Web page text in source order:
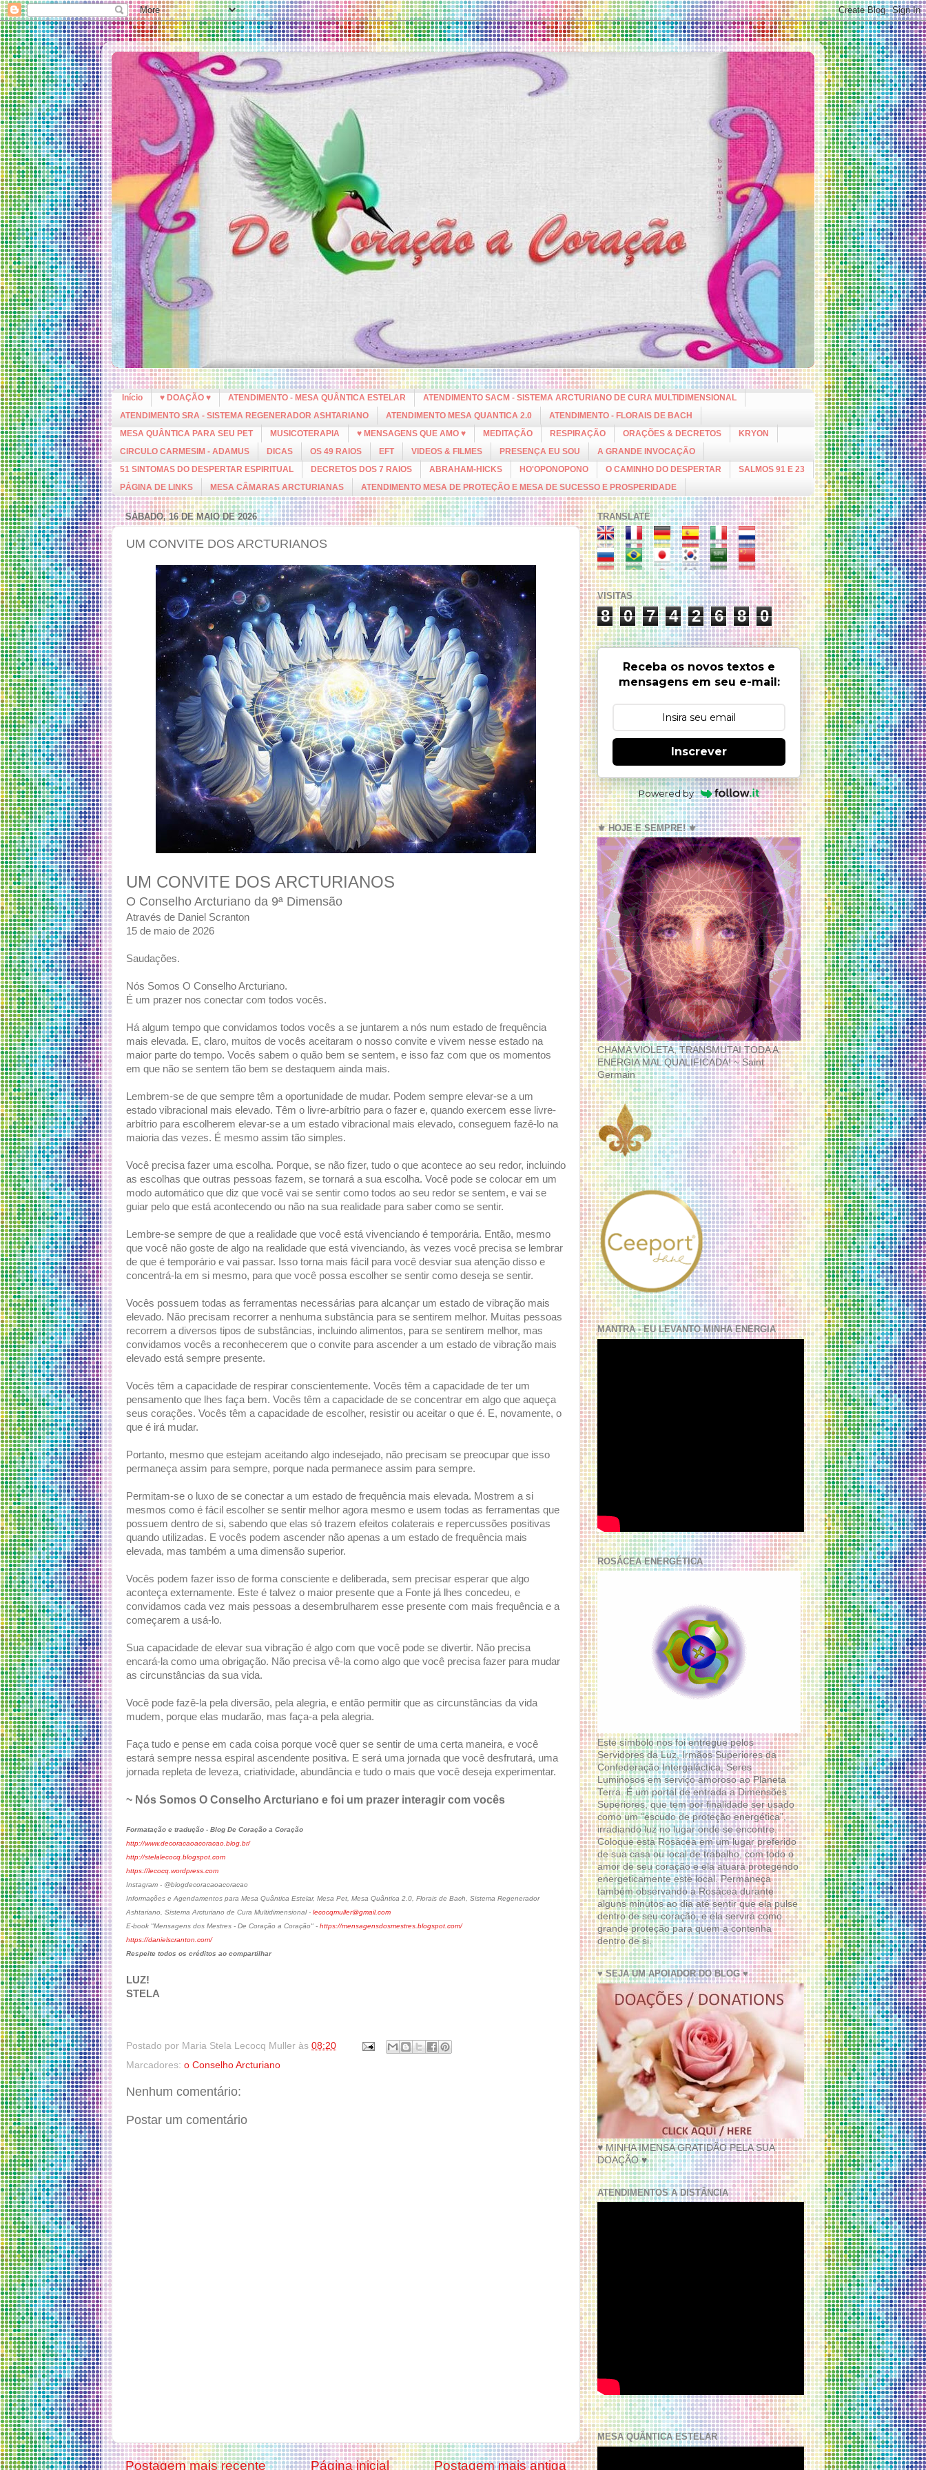
Início ♥ DOAÇÃO ♥ ATENDIMENTO - MESA QUÂNTICA ESTELAR
ATENDIMENTO SACM - SISTEMA ARCTURIANO DE CURA MULTIDIMENSIONAL
ATENDIMENTO SRA - SISTEMA REGENERADOR ASHTARIANO
ATENDIMENTO MESA QUANTICA 2.0
ATENDIMENTO - FLORAIS DE BACH
MESA QUÂNTICA PARA SEU PET
MUSICOTERAPIA ♥ MENSAGENS QUE AMO ♥ MEDITAÇÃO RESPIRAÇÃO ORAÇÕES & DECRETOS
KRYON
CIRCULO CARMESIM - ADAMUS
DICAS OS 49 RAIOS EFT VIDEOS & FILMES PRESENÇA EU SOU
A GRANDE INVOCAÇÃO
51 SINTOMAS DO DESPERTAR ESPIRITUAL
DECRETOS DOS 7 RAIOS ABRAHAM-HICKS HO'OPONOPONO O CAMINHO DO DESPERTAR
SALMOS 91 E 23
PÁGINA DE LINKS
MESA CÂMARAS ARCTURIANAS ATENDIMENTO MESA DE PROTEÇÃO E MESA DE SUCESSO E PROSPERIDADE
SÁBADO, 16 DE MAIO DE 2026
UM CONVITE DOS ARCTURIANOS
UM CONVITE DOS ARCTURIANOS
O Conselho Arcturiano da 9ª Dimensão
Através de Daniel Scranton
15 de maio de 2026
Saudações.
Nós Somos O Conselho Arcturiano.
É um prazer nos conectar com todos vocês.
Há algum tempo que convidamos todos vocês a se juntarem a nós num estado de frequência
mais elevada. E, claro, muitos de vocês aceitaram o nosso convite e vivem nesse estado na
maior parte do tempo. Vocês sabem o quão bem se sentem, e isso faz com que os momentos
em que não se sentem tão bem se destaquem ainda mais.
Lembrem-se de que sempre têm a oportunidade de mudar. Podem sempre elevar-se a um
estado vibracional mais elevado. Têm o livre-arbítrio para o fazer e, quando exercem esse livre-
arbítrio para escolherem elevar-se a um estado vibracional mais elevado, conseguem fazê-lo na
maioria das vezes. É mesmo assim tão simples.
Você precisa fazer uma escolha. Porque, se não fizer, tudo o que acontece ao seu redor, incluindo
as escolhas que outras pessoas fazem, se tornará a sua escolha. Você pode se colocar em um
modo automático que diz que você vai se sentir como todos ao seu redor se sentem, e vai se
guiar pelo que está acontecendo ou não na sua realidade para saber como se sentir.
Lembre-se sempre de que a realidade que você está vivenciando é temporária. Então, mesmo
que você não goste de algo na realidade que está vivenciando, às vezes você precisa se lembrar
de que é temporário e vai passar. Isso torna mais fácil para você desviar sua atenção disso e
concentrá-la em si mesmo, para que você possa escolher se sentir como deseja se sentir.
Vocês possuem todas as ferramentas necessárias para alcançar um estado de vibração mais
elevado. Não precisam recorrer a nenhuma substância para se sentirem melhor. Muitas pessoas
recorrem a diversos tipos de substâncias, incluindo alimentos, para se sentirem melhor, mas
convidamos vocês a reconhecerem que o convite para ascender a um estado de vibração mais
elevado está sempre presente.
Vocês têm a capacidade de respirar conscientemente. Vocês têm a capacidade de ter um
pensamento que lhes faça bem. Vocês têm a capacidade de se concentrar em algo que aqueça
seus corações. Vocês têm a capacidade de escolher, resistir ou aceitar o que é. E, novamente, o
que é irá mudar.
Portanto, mesmo que estejam aceitando algo indesejado, não precisam se preocupar que isso
permaneça assim para sempre, porque nada permanece assim para sempre.
Permitam-se o luxo de se conectar a um estado de frequência mais elevada. Mostrem a si
mesmos como é fácil escolher se sentir melhor agora mesmo e usem todas as ferramentas que
possuem dentro de si, sabendo que elas só trazem efeitos colaterais e repercussões positivas
quando utilizadas. E vocês podem ascender não apenas a um estado de frequência mais
elevada, mas também a uma dimensão superior.
Vocês podem fazer isso de forma consciente e deliberada, sem precisar esperar que algo
aconteça externamente. Este é talvez o maior presente que a Fonte já lhes concedeu, e
convidamos cada vez mais pessoas a desembrulharem esse presente com mais frequência e a
começarem a usá-lo.
Sua capacidade de elevar sua vibração é algo com que você pode se divertir. Não precisa
encará-la como uma obrigação. Não precisa vê-la como algo que você precisa fazer para mudar
as circunstâncias da sua vida.
Você pode fazê-la pela diversão, pela alegria, e então permitir que as circunstâncias da vida
mudem, porque elas mudarão, mas faça-a pela alegria.
Faça tudo e pense em cada coisa porque você quer se sentir de uma certa maneira, e você
estará sempre nessa espiral ascendente positiva. E será uma jornada que você desfrutará, uma
jornada repleta de leveza, criatividade, abundância e tudo o mais que você deseja experimentar.
~ Nós Somos O Conselho Arcturiano e foi um prazer interagir com vocês
Formatação e tradução - Blog De Coração a Coração
http://www.decoracaoacoracao.blog.br/
http://stelalecocq.blogspot.com
https://lecocq.wordpress.com
Instagram - @blogdecoracaoacoracao
Informações e Agendamentos para Mesa Quântica Estelar, Mesa Pet, Mesa Quântica 2.0, Florais de Bach, Sistema Regenerador
Ashtariano, Sistema Arcturiano de Cura Multidimensional - lecocqmuller@gmail.com
E-book "Mensagens dos Mestres - De Coração a Coração" - https://mensagensdosmestres.blogspot.com/
https://danielscranton.com/
Respeite todos os créditos ao compartilhar
LUZ!
STELA
Postado por Maria Stela Lecocq Muller às 08:20
Marcadores: o Conselho Arcturiano
Nenhum comentário:
Postar um comentário
Postagem mais recente Postagem mais antiga
Página inicial
TRANSLATE
VISITAS
8 0 7 4 2 6 8 0
Receba os novos textos e
mensagens em seu e-mail:
Inscrever
Powered by
⚜️ HOJE E SEMPRE! ⚜️
CHAMA VIOLETA, TRANSMUTAI TODA A
ENERGIA MAL QUALIFICADA! ~ Saint
Germain
MANTRA - EU LEVANTO MINHA ENERGIA
ROSÁCEA ENERGÉTICA
Este símbolo nos foi entregue pelos
Servidores da Luz, Irmãos Superiores da
Confederação Intergaláctica, Seres
Luminosos em serviço amoroso ao Planeta
Terra. É um portal de entrada a Dimensões
Superiores, que tem por finalidade ser usado
como um “escudo de proteção energética”,
irradiando luz no lugar onde se encontre.
Coloque esta Rosácea em um lugar preferido
de sua casa ou local de trabalho, com todo o
amor de seu coração e ela atuará protegendo
energeticamente este local. Permaneça
também observando a Rosácea durante
alguns minutos ao dia até sentir que ela pulse
dentro de seu coração, e ela servirá como
grande proteção para quem a contenha
dentro de si.
♥ SEJA UM APOIADOR DO BLOG ♥
♥ MINHA IMENSA GRATIDÃO PELA SUA
DOAÇÃO ♥
ATENDIMENTOS A DISTÂNCIA
MESA QUÂNTICA ESTELAR